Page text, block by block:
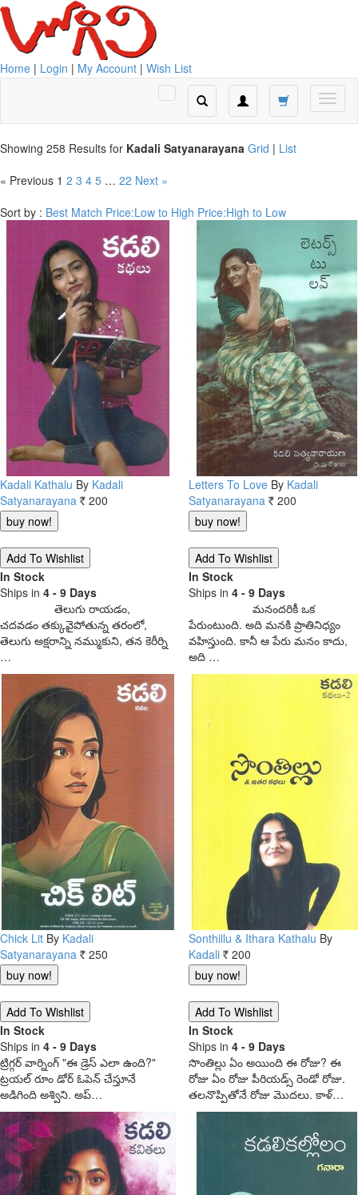
Home | Login | My Account | Wish List
Showing 258 Results for Kadali Satyanarayana Grid | List
« Previous 1 2 3 4 5 … 22 Next »
Sort by : Best Match Price:Low to High Price:High to Low
Kadali Kathalu By Kadali
Satyanarayana Rs. 200
In Stock
Ships in 4 - 9 Days
తెలుగు రాయడం,
చదవడం తక్కువైపోతున్న తరంలో,
తెలుగు అక్షరాన్ని నమ్ముకుని, తన కెరీర్ని
…
Letters To Love By Kadali
Satyanarayana Rs. 200
In Stock
Ships in 4 - 9 Days
మనందరికీ ఒక
పేరుంటుంది. అది మనకి ప్రాతినిధ్యం
వహిస్తుంది. కానీ ఆ పేరు మనం కాదు,
అది …
Chick Lit By Kadali
Satyanarayana Rs. 250
In Stock
Ships in 4 - 9 Days
ట్రిగ్గర్ వార్నింగ్ "ఈ డ్రెస్ ఎలా ఉంది?"
ట్రయల్ రూం డోర్ ఓపెన్ చేస్తూనే
అడిగింది అశ్విని. అప్…
Sonthillu & Ithara Kathalu By
Kadali Rs. 200
In Stock
Ships in 4 - 9 Days
సొంతిల్లు ఏం అయింది ఈ రోజు? ఈ
రోజు ఏం రోజు పీరియడ్స్ రెండో రోజు.
తలనొప్పితోనే రోజు మొదలు. కాళ్…